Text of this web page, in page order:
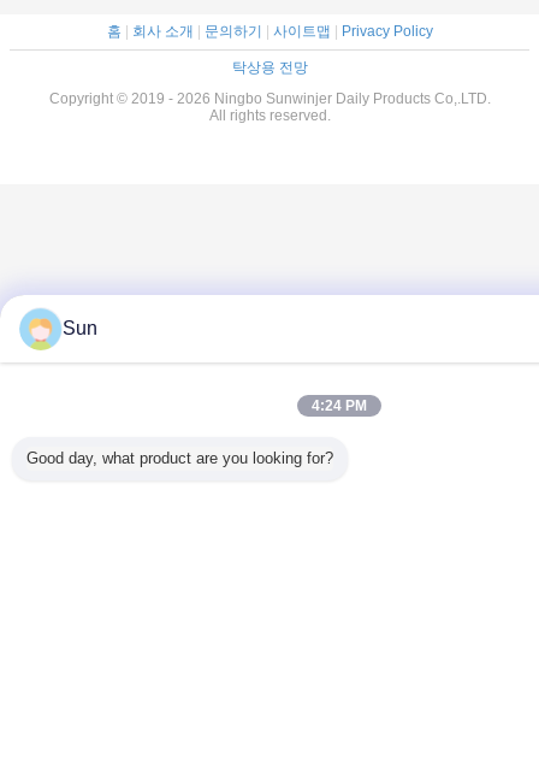
홈 | 회사 소개 | 문의하기 | 사이트맵 | Privacy Policy
탁상용 전망
Copyright © 2019 - 2026 Ningbo Sunwinjer Daily Products Co,.LTD.
All rights reserved.
Sun
4:24 PM
Good day, what product are you looking for?